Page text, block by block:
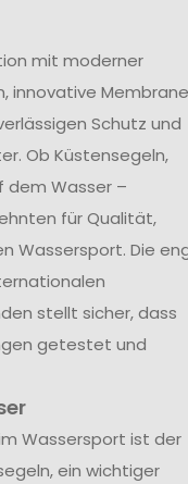
mit moderner
innovative
Schutz und
Ob Küstensegeln,
dem Wasser –
für Qualität,
Wassersport. Die
stellt sicher, dass
getestet und
Wassersport ist der
ein wichtiger